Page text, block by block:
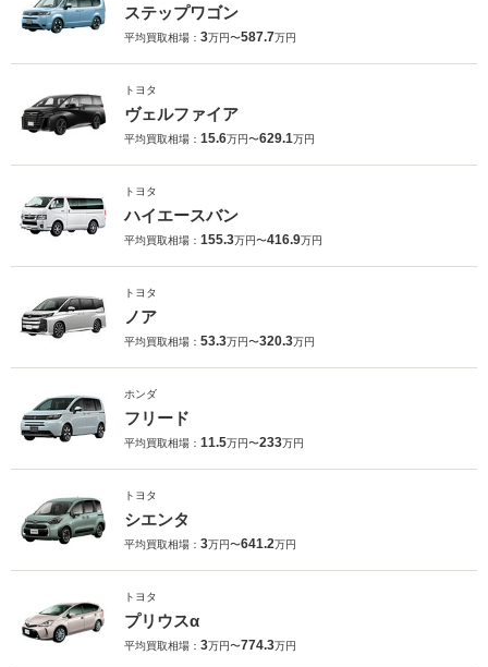
ステップワゴン
平均買取相場： 3万円〜587.7万円
トヨタ
ヴェルファイア
平均買取相場： 15.6万円〜629.1万円
トヨタ
ハイエースバン
平均買取相場： 155.3万円〜416.9万円
トヨタ
ノア
平均買取相場： 53.3万円〜320.3万円
ホンダ
フリード
平均買取相場： 11.5万円〜233万円
トヨタ
シエンタ
平均買取相場： 3万円〜641.2万円
トヨタ
プリウスα
平均買取相場： 3万円〜774.3万円